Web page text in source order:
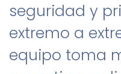
seguridad y
extremo a
equipo toma